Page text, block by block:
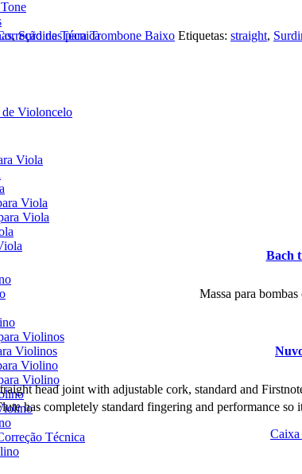
de Técnica
de Violoncelo
Viola
Viola
Viola
Violinos
Violinos
Violino
Violino
Técnica
, Surdinas para Trombone Baixo Etiquetas: straight,
Bach
Massa para
head joint with adjustable cork, standard and
has completely standard fingering and performance so
Caixa